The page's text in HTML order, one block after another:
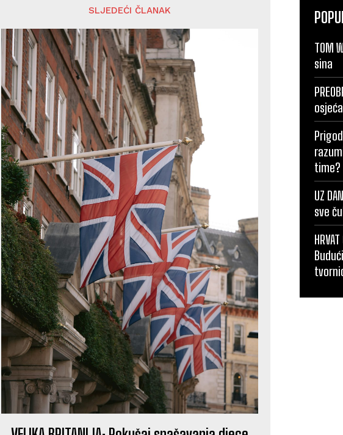
SLJEDEĆI ČLANAK
TOM
sina
time?
UZ
sve